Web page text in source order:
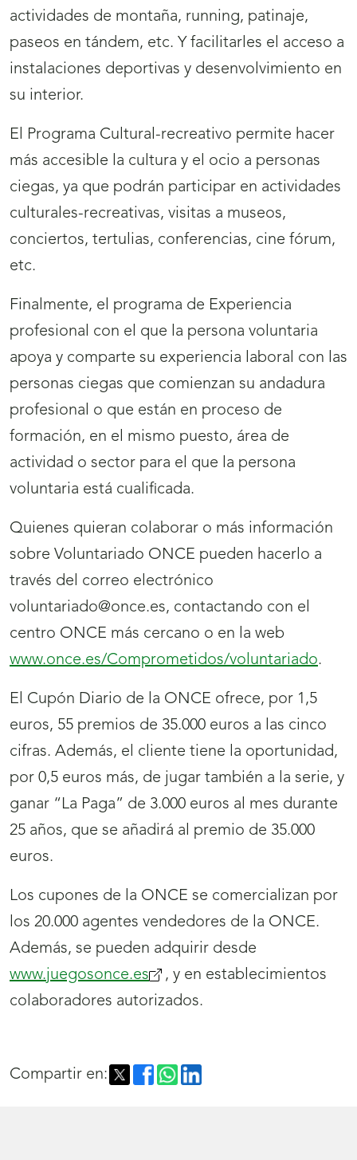
actividades de montaña, running, patinaje,
paseos en tándem, etc. Y facilitarles el acceso a
instalaciones deportivas y desenvolvimiento en
su interior.
El Programa Cultural-recreativo permite hacer
más accesible la cultura y el ocio a personas
ciegas, ya que podrán participar en actividades
culturales-recreativas, visitas a museos,
conciertos, tertulias, conferencias, cine fórum,
etc.
Finalmente, el programa de Experiencia
profesional con el que la persona voluntaria
apoya y comparte su experiencia laboral con las
personas ciegas que comienzan su andadura
profesional o que están en proceso de
formación, en el mismo puesto, área de
actividad o sector para el que la persona
voluntaria está cualificada.
Quienes quieran colaborar o más información
sobre Voluntariado ONCE pueden hacerlo a
través del correo electrónico
voluntariado@once.es, contactando con el
centro ONCE más cercano o en la web
www.once.es/Comprometidos/voluntariado.
El Cupón Diario de la ONCE ofrece, por 1,5
euros, 55 premios de 35.000 euros a las cinco
cifras. Además, el cliente tiene la oportunidad,
por 0,5 euros más, de jugar también a la serie, y
ganar “La Paga” de 3.000 euros al mes durante
25 años, que se añadirá al premio de 35.000
euros.
Los cupones de la ONCE se comercializan por
los 20.000 agentes vendedores de la ONCE.
Además, se pueden adquirir desde
www.juegosonce.es
, y en establecimientos
colaboradores autorizados.
Compartir en: